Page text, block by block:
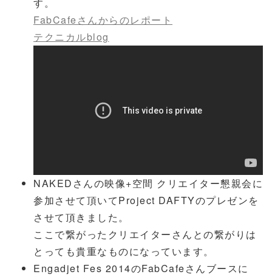
FabCafeさんからのレポート
テクニカルblog
NAKEDさんの映像+空間 クリエイター懇親会に
参加させて頂いてProject DAFTYのプレゼンを
させて頂きました。
ここで繋がったクリエイターさんとの繋がりは
とっても貴重なものになっています。
Engadjet Fes 2014のFabCafeさんブースに